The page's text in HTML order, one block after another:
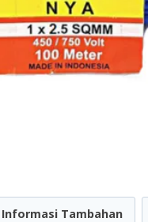
Informasi Tambahan